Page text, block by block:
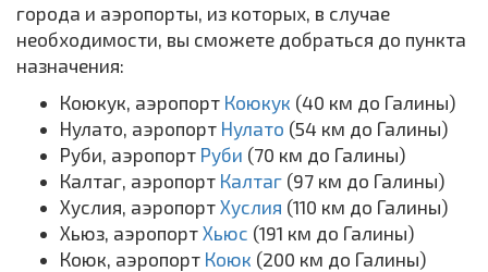
города и аэропорты, из которых, в случае
необходимости, вы сможете добраться до пункта
назначения:
Коюкук, аэропорт Коюкук (40 км до Галины)
Нулато, аэропорт Нулато (54 км до Галины)
Руби, аэропорт Руби (70 км до Галины)
Калтаг, аэропорт Калтаг (97 км до Галины)
Хуслия, аэропорт Хуслия (110 км до Галины)
Хьюз, аэропорт Хьюс (191 км до Галины)
Коюк, аэропорт Коюк (200 км до Галины)